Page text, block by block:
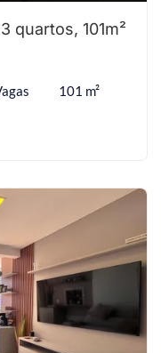
quartos, 101m²
101 m²